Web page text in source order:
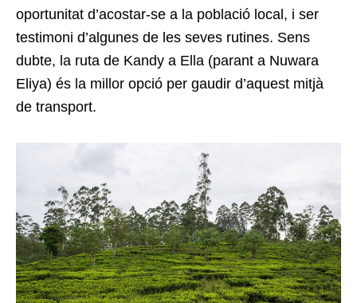
oportunitat d’acostar-se a la població local, i ser
testimoni d’algunes de les seves rutines. Sens
dubte, la ruta de Kandy a Ella (parant a Nuwara
Eliya) és la millor opció per gaudir d’aquest mitjà
de transport.